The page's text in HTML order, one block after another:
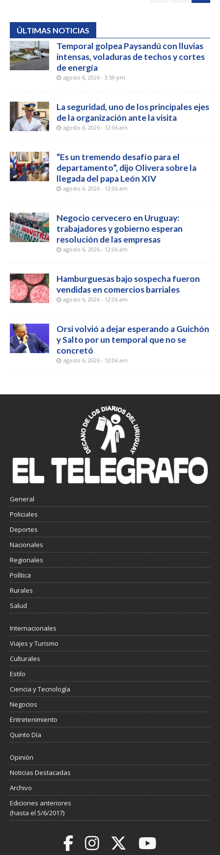
ÚLTIMAS NOTICIAS
Temporal golpea Paysandú con lluvias
intensas, voladuras de techos y cortes
de energía
agosto 6, 2026 - 3:59 pm
La seguridad, uno de los principales ejes
de la organización ante la visita
agosto 6, 2026 - 12:06 am
“Es un tremendo desafío para el
departamento”, dijo Olivera sobre la
llegada del papa León XIV
agosto 6, 2026 - 12:06 am
Negocio cervecero en Uruguay:
trabajadores y gobierno esperan
resolución de las empresas
agosto 6, 2026 - 12:06 am
Hamburguesas bajo sospecha fueron
vendidas en comercios barriales
agosto 6, 2026 - 12:06 am
Orsi volvió a dejar esperando a Guichón
y Salto por un temporal que no se
concretó
agosto 6, 2026 - 12:06 am
General
Policiales
Deportes
Nacionales
Regionales
Política
Rurales
Salud
Internacionales
Viajes y Turismo
Culturales
Estilo
Ciencia y Tecnología
Negocios
Entretenimiento
Quinto Día
Opinión
Noticias Destacadas
Archivo
Ediciones anteriores
(hasta el 5/6/2017)